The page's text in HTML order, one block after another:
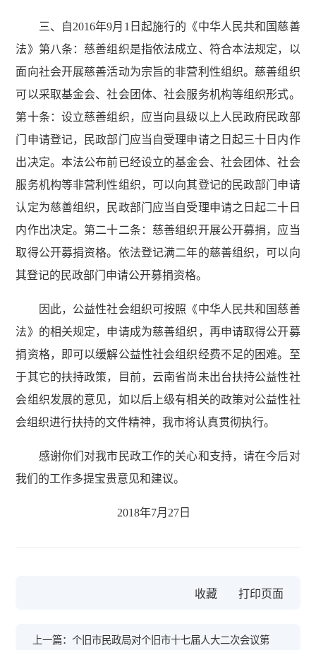
三、自2016年9月1日起施行的《中华人民共和国慈善
法》第八条：慈善组织是指依法成立、符合本法规定，以
面向社会开展慈善活动为宗旨的非营利性组织。慈善组织
可以采取基金会、社会团体、社会服务机构等组织形式。
第十条：设立慈善组织，应当向县级以上人民政府民政部
门申请登记，民政部门应当自受理申请之日起三十日内作
出决定。本法公布前已经设立的基金会、社会团体、社会
服务机构等非营利性组织，可以向其登记的民政部门申请
认定为慈善组织，民政部门应当自受理申请之日起二十日
内作出决定。第二十二条：慈善组织开展公开募捐，应当
取得公开募捐资格。依法登记满二年的慈善组织，可以向
其登记的民政部门申请公开募捐资格。
因此，公益性社会组织可按照《中华人民共和国慈善
法》的相关规定，申请成为慈善组织，再申请取得公开募
捐资格，即可以缓解公益性社会组织经费不足的困难。至
于其它的扶持政策，​目前，云南省尚未出台扶持公益性社
会组织发展的意见，如以后上级有相关的政策对公益性社
会组织进行扶持的文件精神，我市将认真贯彻执行。
感谢你们对我市民政工作的关心和支持，请在今后对
我们的工作多提宝贵意见和建议。
2018年7月27日
收藏
上一篇：个旧市民政局对个旧市十七届人大二次会议第